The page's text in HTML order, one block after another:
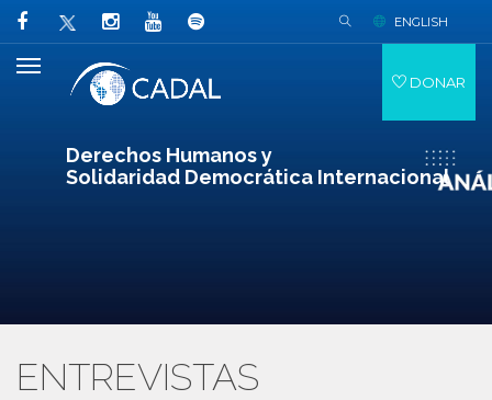
Derechos Humanos y
Solidaridad Democrática Internacional
ENGLISH
DONAR
ENTREVISTAS